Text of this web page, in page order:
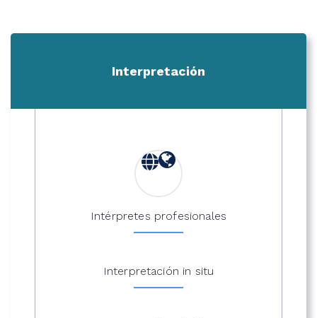
Interpretación
Intérpretes profesionales
Interpretación in situ